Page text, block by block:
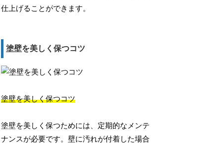
仕上げることができます。
塗壁を美しく保つコツ
塗壁を美しく保つコツ
塗壁を美しく保つためには、定期的なメンテ
ナンスが必要です。壁に汚れが付着した場合